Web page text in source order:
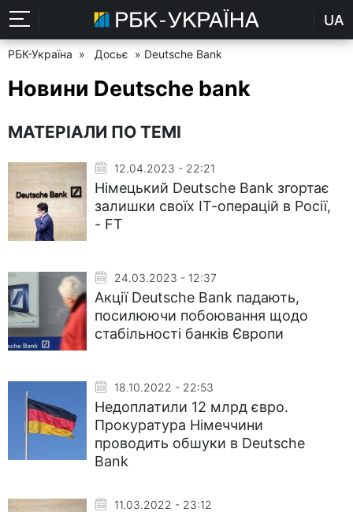
UA
РБК-Україна » Досьє » Deutsche Bank
Новини Deutsche bank
МАТЕРІАЛИ ПО ТЕМІ
12.04.2023 - 22:21
Німецький Deutsche Bank згортає
залишки своїх ІТ-операцій в Росії,
- FT
24.03.2023 - 12:37
Акції Deutsche Bank падають,
посилюючи побоювання щодо
стабільності банків Європи
18.10.2022 - 22:53
Недоплатили 12 млрд євро.
Прокуратура Німеччини
проводить обшуки в Deutsche
Bank
11.03.2022 - 23:12